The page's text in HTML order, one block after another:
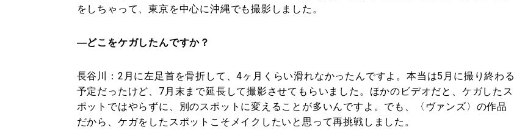
をしちゃって、東京を中心に沖縄でも撮影しました。
―どこをケガしたんですか？
長谷川： 2月に左足首を骨折して、4ヶ月くらい滑れなかったんですよ。本当は5月に撮り終わる
予定だったけど、7月末まで延長して撮影させてもらいました。ほかのビデオだと、ケガしたス
ポットではやらずに、別のスポットに変えることが多いんですよ。でも、〈ヴァンズ〉の作品
だから、ケガをしたスポットこそメイクしたいと思って再挑戦しました。